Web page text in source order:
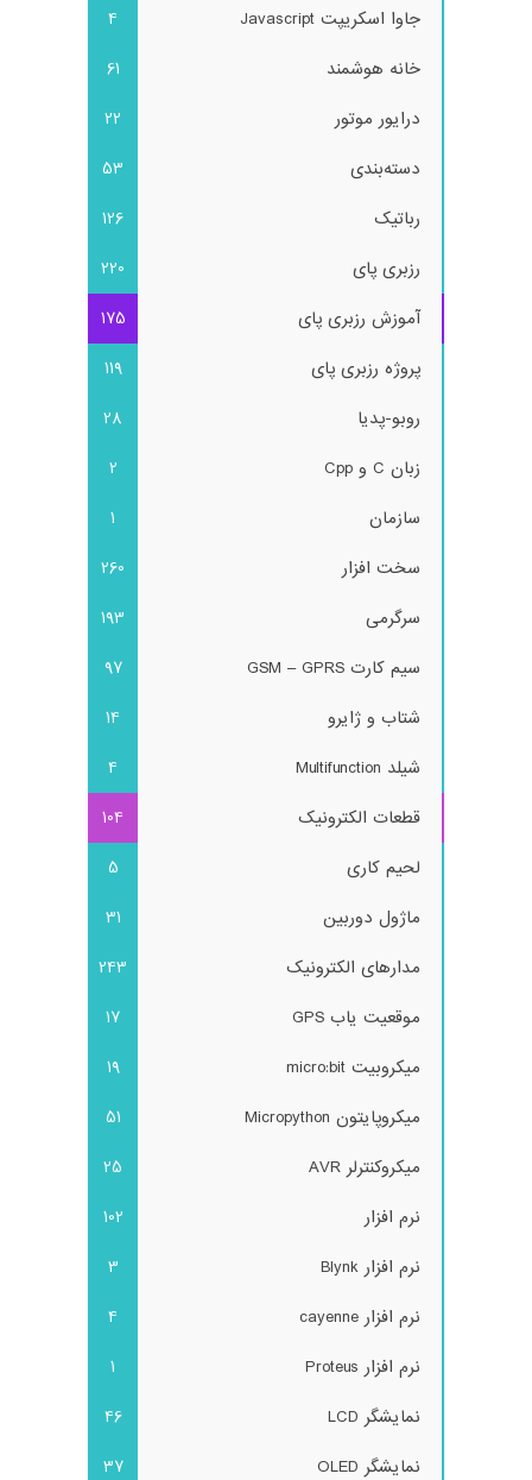
جاوا اسکریپت Javascript
4
خانه هوشمند
61
درایور موتور
22
دسته‌بندی
53
رباتیک
126
رزبری پای
220
آموزش رزبری پای
175
پروژه رزبری پای
119
روبو-پدیا
28
زبان C و Cpp
2
سازمان
1
سخت افزار
260
سرگرمی
193
سیم کارت GSM – GPRS
97
شتاب و ژایرو
14
شیلد Multifunction
4
قطعات الکترونیک
104
لحیم کاری
5
ماژول دوربین
31
مدارهای الکترونیک
243
موقعیت یاب GPS
17
میکروبیت micro:bit
19
میکروپایتون Micropython
51
میکروکنترلر AVR
25
نرم افزار
102
نرم افزار Blynk
3
نرم افزار cayenne
4
نرم افزار Proteus
1
نمایشگر LCD
46
نمایشگر OLED
37